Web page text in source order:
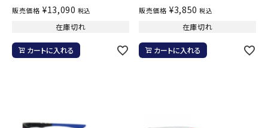
販売価格 ¥13,090 税込
在庫切れ
カートに入れる
販売価格 ¥3,850 税込
在庫切れ
カートに入れる